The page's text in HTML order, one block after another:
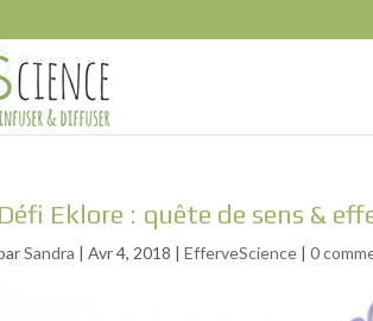
Défi Eklore : quête de sens &
Sandra |Avr 4, 2018 |EfferveScience |0